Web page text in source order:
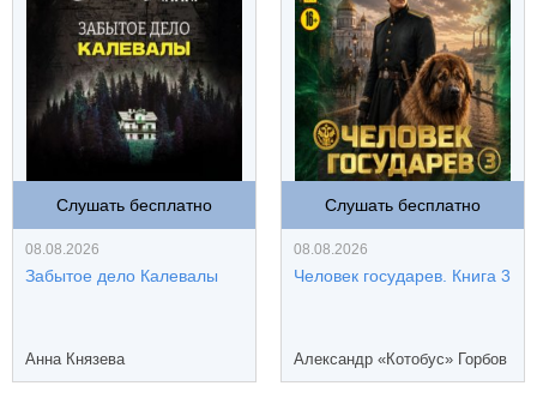
Слушать бесплатно
08.08.2026
Забытое дело Калевалы
Анна Князева
Слушать бесплатно
08.08.2026
Человек государев. Книга 3
Александр «Котобус» Горбов